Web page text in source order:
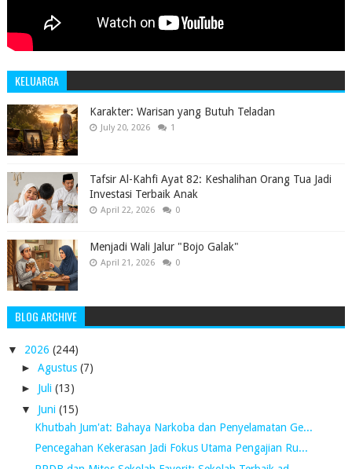
KELUARGA
Karakter: Warisan yang Butuh Teladan
July 20, 2026 1
Tafsir Al-Kahfi Ayat 82: Keshalihan Orang Tua Jadi
Investasi Terbaik Anak
April 22, 2026 0
Menjadi Wali Jalur "Bojo Galak"
April 21, 2026 0
BLOG ARCHIVE
▼ 2026 (244)
► Agustus (7)
► Juli (13)
▼ Juni (15)
Khutbah Jum'at: Bahaya Narkoba dan Penyelamatan Ge...
Pencegahan Kekerasan Jadi Fokus Utama Pengajian Ru...